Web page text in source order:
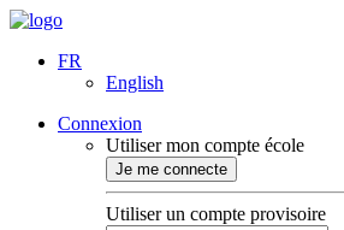
FR
English
Connexion
Utiliser mon compte école
Je me connecte
Utiliser un compte provisoire